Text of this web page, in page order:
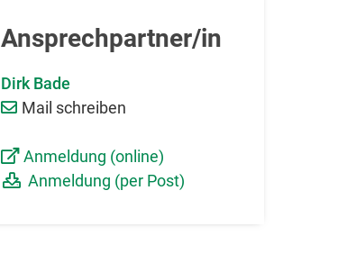
Ansprechpartner/in
Dirk Bade
Mail schreiben
Anmeldung (online)
Anmeldung (per Post)